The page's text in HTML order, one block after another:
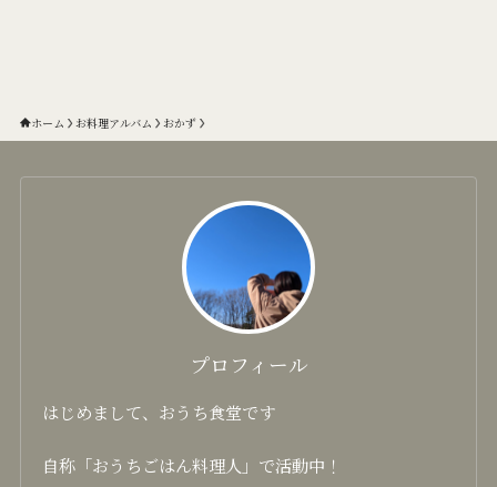
ホーム お料理アルバム おかず
プロフィール
はじめまして、おうち食堂です
自称「おうちごはん料理人」で活動中！